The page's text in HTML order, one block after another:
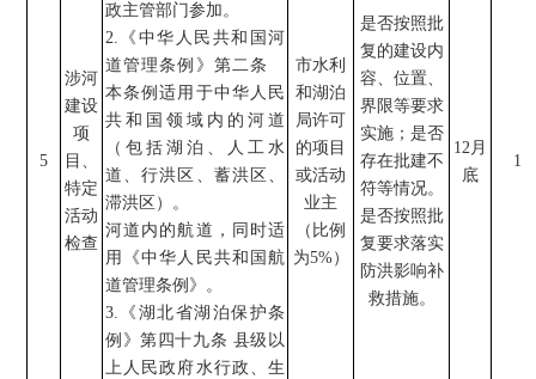
5
涉河
建设
项
目、
特定
活动
检查
政主管部门参加。
2. 《 中华人民共和国河
道管理条例》第二条
本条例适用于中华人民
共和国领域内的河道
（包括湖泊、人工水
道、行洪区、蓄洪区、
滞洪区）。
河道内的航道，同时适
用《中华人民共和国航
道管理条例》。
3. 《湖北省湖泊保护条
例》第四十九条 县级以
上人民政府水行政、生
市水利
和湖泊
局许可
的项目
或活动
业主
（ 比例
为5%）
是否按照批
复的建设内
容、位置、
界限等要求
实施；是否
存在批建不
符等情况。
是否按照批
复要求落实
防洪影响补
救措施。
12月
底
1